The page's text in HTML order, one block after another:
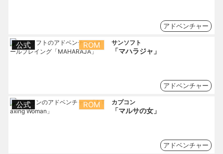
アドベンチャー
公式 ROM サンソフト
「マハラジャ」
アドベンチャー
公式 ROM カプコン
「マルサの女」
アドベンチャー